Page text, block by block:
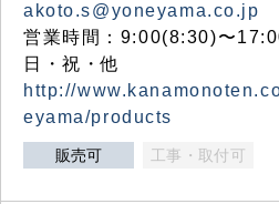
akoto.s@yoneyama.co.jp
営業時間：9:00(8:30)〜
日・祝・他
http://
eyama/products
販売可 工事・取付可